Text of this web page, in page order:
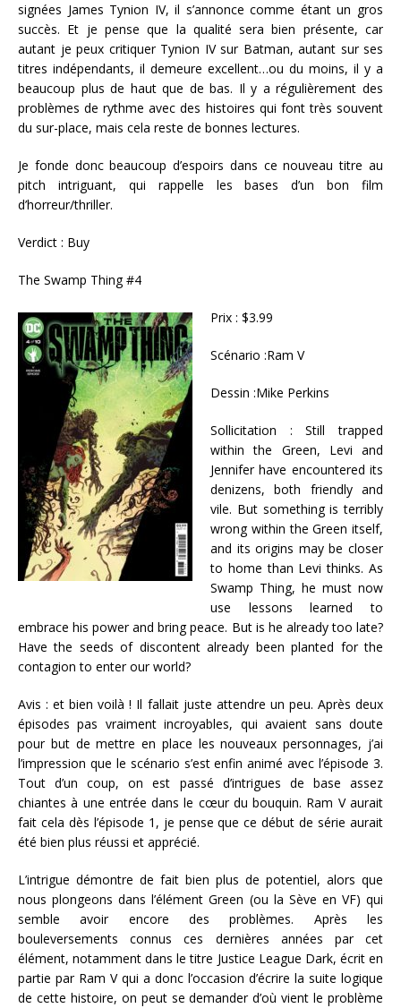
signées James Tynion IV, il s’annonce comme étant un gros
succès. Et je pense que la qualité sera bien présente, car
autant je peux critiquer Tynion IV sur Batman, autant sur ses
titres indépendants, il demeure excellent…ou du moins, il y a
beaucoup plus de haut que de bas. Il y a régulièrement des
problèmes de rythme avec des histoires qui font très souvent
du sur-place, mais cela reste de bonnes lectures.
Je fonde donc beaucoup d’espoirs dans ce nouveau titre au
pitch intriguant, qui rappelle les bases d’un bon film
d’horreur/thriller.
Verdict : Buy
The Swamp Thing #4
Prix : $3.99
Scénario :Ram V
Dessin :Mike Perkins
Sollicitation : Still trapped
within the Green, Levi and
Jennifer have encountered its
denizens, both friendly and
vile. But something is terribly
wrong within the Green itself,
and its origins may be closer
to home than Levi thinks. As
Swamp Thing, he must now
use lessons learned to
embrace his power and bring peace. But is he already too late?
Have the seeds of discontent already been planted for the
contagion to enter our world?
Avis : et bien voilà ! Il fallait juste attendre un peu. Après deux
épisodes pas vraiment incroyables, qui avaient sans doute
pour but de mettre en place les nouveaux personnages, j’ai
l’impression que le scénario s’est enfin animé avec l’épisode 3.
Tout d’un coup, on est passé d’intrigues de base assez
chiantes à une entrée dans le cœur du bouquin. Ram V aurait
fait cela dès l’épisode 1, je pense que ce début de série aurait
été bien plus réussi et apprécié.
L’intrigue démontre de fait bien plus de potentiel, alors que
nous plongeons dans l’élément Green (ou la Sève en VF) qui
semble avoir encore des problèmes. Après les
bouleversements connus ces dernières années par cet
élément, notamment dans le titre Justice League Dark, écrit en
partie par Ram V qui a donc l’occasion d’écrire la suite logique
de cette histoire, on peut se demander d’où vient le problème